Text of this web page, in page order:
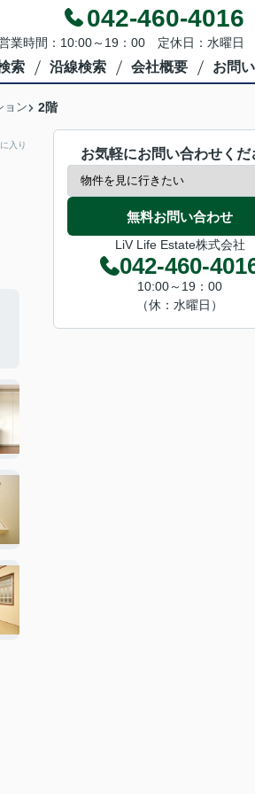
042-460-4016
業時間：10:00～19：00 定休日：水曜日
索 沿線検索 会社概要 お問
ョン 2階
入り
お気軽にお問い合わせくだ
無料お問い合わせ
LiV Life Estate株式会社
042-460-
10:00～19：00
（休：水曜日）